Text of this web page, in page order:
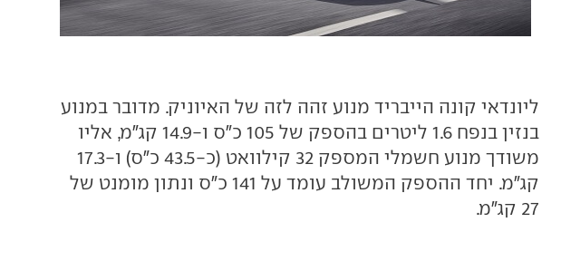
ליונדאי קונה הייבריד מנוע זהה לזה של האיוניק. מדובר במנוע
בנזין בנפח 1.6 ליטרים בהספק של 105 כ"ס ו-14.9 קג"מ, אליו
משודך מנוע חשמלי המספק 32 קילוואט (כ-43.5 כ"ס) ו-17.3
קג"מ. יחד ההספק המשולב עומד על 141 כ"ס ונתון מומנט של
27 קג"מ.